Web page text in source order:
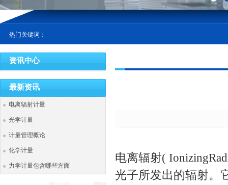
热门关键词：
资讯中心
最新资讯
电离辐射计量
光学计量
计量管理概论
化学计量
力学计量包含哪些方面
电离辐射(
光子所发出的辐射。